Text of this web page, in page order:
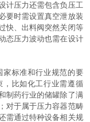
计压力还需包含负压工
要时需设置真空泄放装
快、出料阀突然关闭等
态压力波动也需在设计
家标准和行业规范的要
，比如化工行业需遵循
制药行业的储罐除了满
对于属于压力容器范畴
需通过特种设备相关规